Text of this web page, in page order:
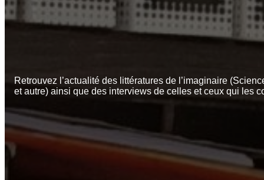
Retrouvez l’actualité des littératures de l’imaginaire
et autre) ainsi que des interviews de celles et ceux qui les